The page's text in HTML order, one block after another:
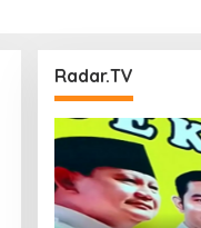
Radar.TV